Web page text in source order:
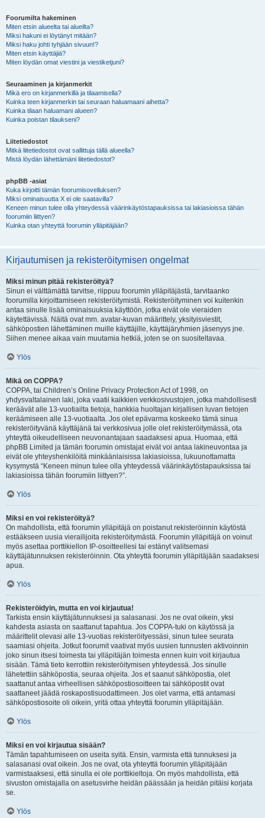
Foorumilta hakeminen
Miten etsin alueelta tai alueilta?
Miksi hakuni ei löytänyt mitään?
Miksi haku johti tyhjään sivuun!?
Miten etsin käyttäjiä?
Miten löydän omat viestini ja viestiketjuni?
Seuraaminen ja kirjanmerkit
Mikä ero on kirjanmerkillä ja tilaamisella?
Kuinka teen kirjanmerkin tai seuraan haluamaani aihetta?
Kuinka tilaan haluamani alueen?
Kuinka poistan tilaukseni?
Liitetiedostot
Mitkä liitetiedostot ovat sallittuja tällä alueella?
Mistä löydän lähettämäni liitetiedostot?
phpBB -asiat
Kuka kirjoitti tämän foorumisovelluksen?
Miksi ominaisuutta X ei ole saatavilla?
Keneen minun tulee olla yhteydessä väärinkäytöstapauksissa tai lakiasioissa tähän
foorumiin liittyen?
Kuinka otan yhteyttä foorumin ylläpitäjään?
Kirjautumisen ja rekisteröitymisen ongelmat
Miksi minun pitää rekisteröityä?
Sinun ei välttämättä tarvitse, riippuu foorumin ylläpitäjästä, tarvitaanko
foorumilla kirjoittamiseen rekisteröitymistä. Rekisteröityminen voi kuitenkin
antaa sinulle lisää ominaisuuksia käyttöön, jotka eivät ole vieraiden
käytettävissä. Näitä ovat mm. avatar-kuvan määrittely, yksityisviestit,
sähköpostien lähettäminen muille käyttäjille, käyttäjäryhmien jäsenyys jne.
Siihen menee aikaa vain muutamia hetkiä, joten se on suositeltavaa.
Ylös
Mikä on COPPA?
COPPA, tai Children’s Online Privacy Protection Act of 1998, on
yhdysvaltalainen laki, joka vaatii kaikkien verkkosivustojen, jotka mahdollisesti
keräävät alle 13-vuotiailta tietoja, hankkia huoltajan kirjallisen luvan tietojen
keräämiseen alle 13-vuotiaalta. Jos olet epävarma koskeeko tämä sinua
rekisteröityvänä käyttäjänä tai verkkosivua jolle olet rekisteröitymässä, ota
yhteyttä oikeudelliseen neuvonantajaan saadaksesi apua. Huomaa, että
phpBB Limited ja tämän foorumin omistajat eivät voi antaa lakineuvontaa ja
eivät ole yhteyshenkilöitä minkäänlaisissa lakiasioissa, lukuunottamatta
kysymystä “Keneen minun tulee olla yhteydessä väärinkäytöstapauksissa tai
lakiasioissa tähän foorumiin liittyen?”.
Ylös
Miksi en voi rekisteröityä?
On mahdollista, että foorumin ylläpitäjä on poistanut rekisteröinnin käytöstä
estääkseen uusia vierailijoita rekisteröitymästä. Foorumin ylläpitäjä on voinut
myös asettaa porttikiellon IP-osoitteellesi tai estänyt valitsemasi
käyttäjätunnuksen rekisteröinnin. Ota yhteyttä foorumin ylläpitäjään saadaksesi
apua.
Ylös
Rekisteröidyin, mutta en voi kirjautua!
Tarkista ensin käyttäjätunnuksesi ja salasanasi. Jos ne ovat oikein, yksi
kahdesta asiasta on saattanut tapahtua. Jos COPPA-tuki on käytössä ja
määrittelit olevasi alle 13-vuotias rekisteröityessäsi, sinun tulee seurata
saamiasi ohjeita. Jotkut foorumit vaativat myös uusien tunnusten aktivoinnin
joko sinun itsesi toimesta tai ylläpitäjän toimesta ennen kuin voit kirjautua
sisään. Tämä tieto kerrottiin rekisteröitymisen yhteydessä. Jos sinulle
lähetettiin sähköpostia, seuraa ohjeita. Jos et saanut sähköpostia, olet
saattanut antaa virheellisen sähköpostiosoitteen tai sähköpostit ovat
saattaneet jäädä roskapostisuodattimeen. Jos olet varma, että antamasi
sähköpostiosoite oli oikein, yritä ottaa yhteyttä foorumin ylläpitäjään.
Ylös
Miksi en voi kirjautua sisään?
Tämän tapahtumiseen on useita syitä. Ensin, varmista että tunnuksesi ja
salasanasi ovat oikein. Jos ne ovat, ota yhteyttä foorumin ylläpitäjään
varmistaaksesi, että sinulla ei ole porttikieltoja. On myös mahdollista, että
sivuston omistajalla on asetusvirhe heidän päässään ja heidän pitäisi korjata
se.
Ylös